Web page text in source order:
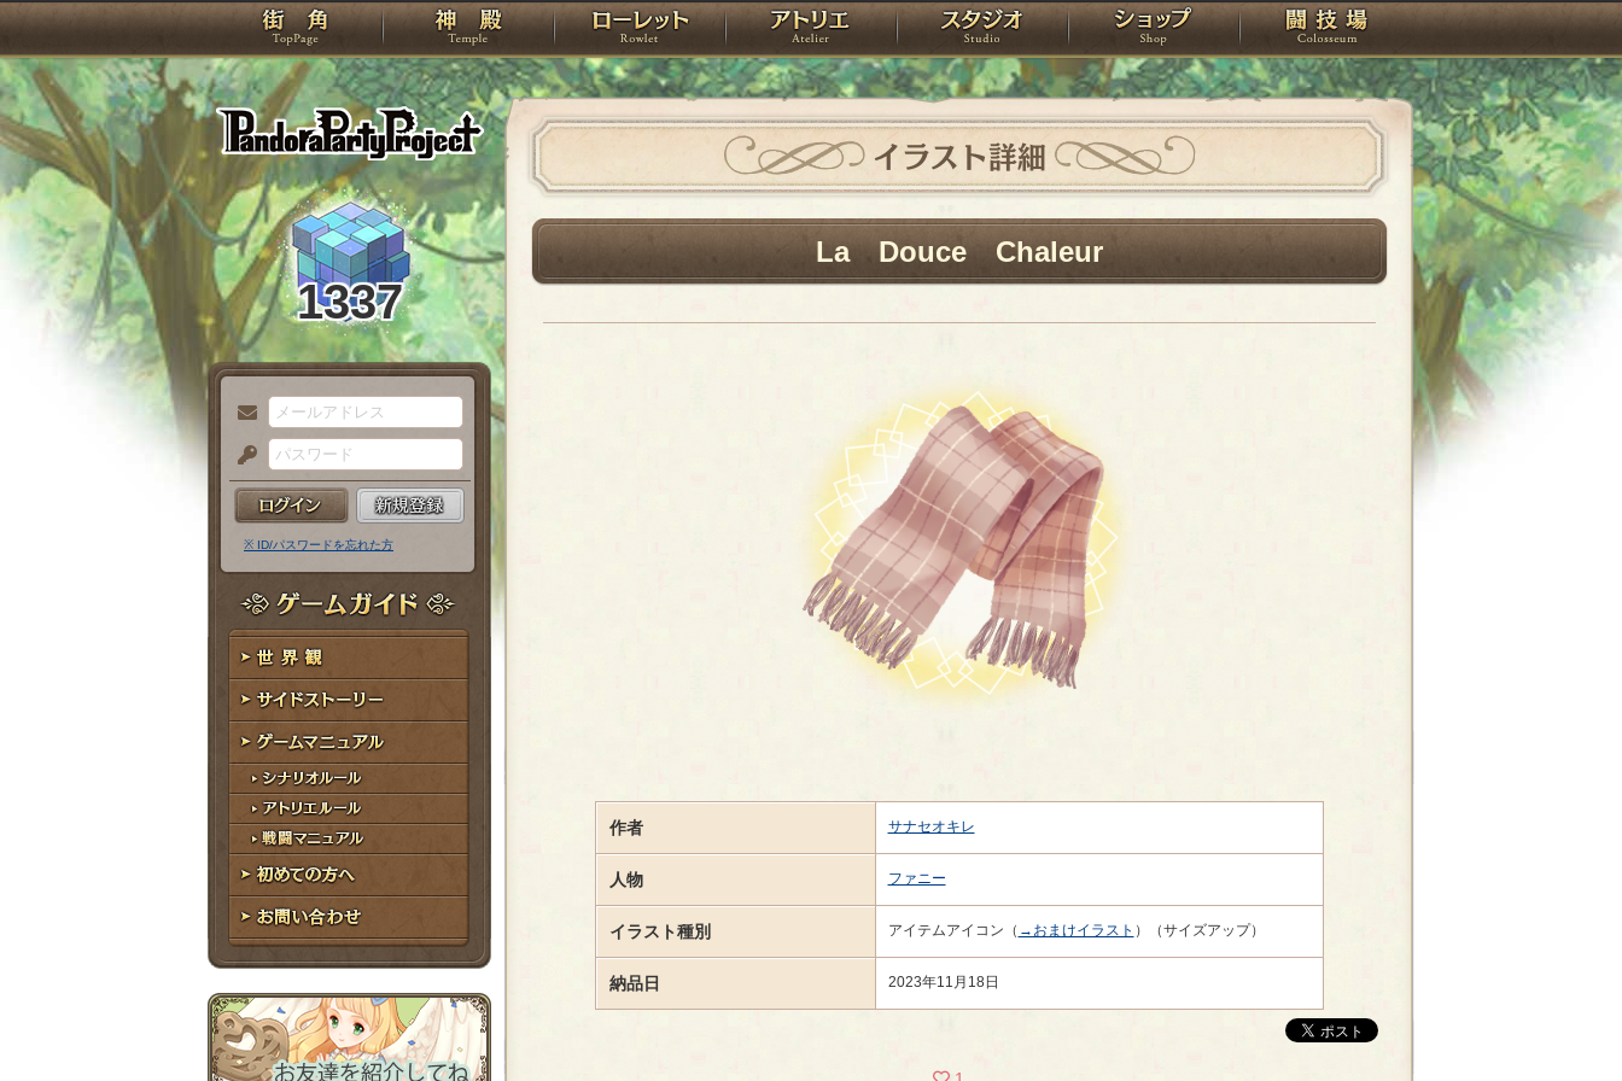
PandoraPartyProject
TOP 神殿 ローレット アトリエ スタジオ ショップ 闘技場
1337
メ
ー
ル
ア
ド
レ
ス
パ
ス
ー
ド
※ ID/パスワードを忘れた方
ゲームガイド
世界観
サイドストーリー
ゲームマニュアル
シナリオルール
アトリエルール
戦闘マニュアル
初めての方へ
お問い合わせ
イラスト詳細
La Douce Chaleur
作者 サナセオキレ
人物 ファニー
イラスト種別 アイテムアイコン（ →おまけイラスト ）（サイズアップ）
納品日 2023年11月18日